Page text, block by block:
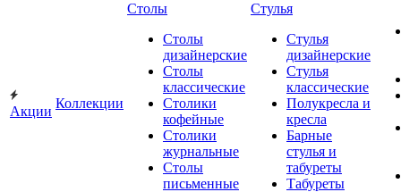
Акции
Коллекции
Столы
Столы
дизайнерские
Столы
классические
Столики
кофейные
Столики
журнальные
Столы
письменные
Стулья
Стулья
дизайнерские
Стулья
классические
Полукресла и
кресла
Барные
стулья и
табуреты
Табуреты